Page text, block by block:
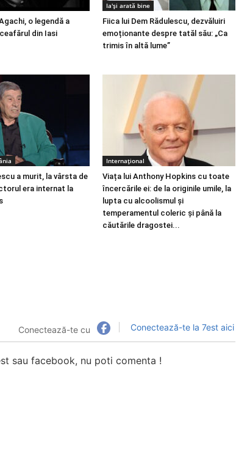
o legendă a
din Iasi
Ia'și arată bine
Fiica lui Dem Rădulescu, dezvăluiri
emoționante despre tatăl său: „Ca
trimis în altă lume”
a murit, la vârsta de
era internat la
Internațional
Viața lui Anthony Hopkins cu toate
încercările ei: de la originile umile, la
lupta cu alcoolismul și
temperamentul coleric și până la
căutările dragostei...
Conectează-te cu Conectează-te la 7est aici
sau facebook, nu poti comenta !